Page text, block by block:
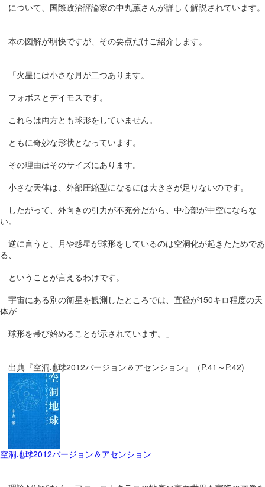
について、国際政治評論家の中丸薫さんが詳しく解説されています。
本の図解が明快ですが、その要点だけご紹介します。
「火星には小さな月が二つあります。
フォボスとデイモスです。
これらは両方とも球形をしていません。
ともに奇妙な形状となっています。
その理由はそのサイズにあります。
小さな天体は、外部圧縮型になるには大きさが足りないのです。
したがって、外向きの引力が不充分だから、中心部が中空にならな
い。
逆に言うと、月や惑星が球形をしているのは空洞化が起きたためであ
る、
ということが言えるわけです。
宇宙にある別の衛星を観測したところでは、直径が150キロ程度の天
体が
球形を帯び始めることが示されています。」
出典『空洞地球2012バージョン＆アセンション』（P.41～P.42)
空洞地球2012バージョン＆アセンション